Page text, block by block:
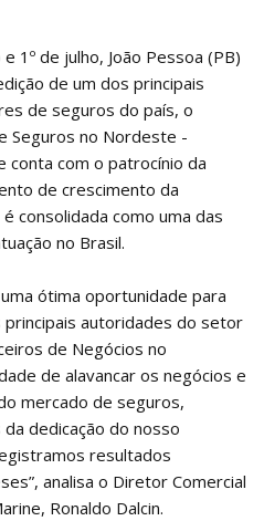
1º de julho, João Pessoa (PB)
de um dos principais
de seguros do país, o
Seguros no Nordeste -
conta com o patrocínio da
de crescimento da
consolidada como uma das
no Brasil.
ótima oportunidade para
autoridades do setor
de Negócios no
de alavancar os negócios e
mercado de seguros,
dedicação do nosso
resultados
analisa o Diretor Comercial
Ronaldo Dalcin.